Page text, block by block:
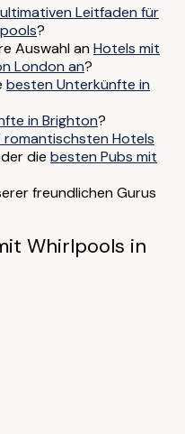
ultimativen Leitfaden für
?
Auswahl anHotels mit
London an?
besten Unterkünfte in
in Brighton?
romantischsten Hotels
die besten Pubs mit
freundlichen Gurus
Whirlpools in